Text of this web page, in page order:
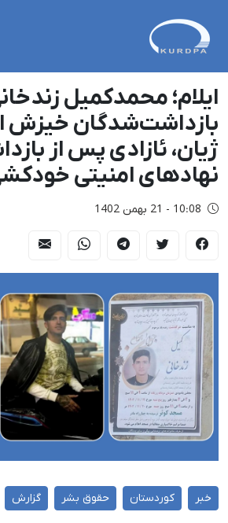
ایلام؛ محمدکمیل
بازداشت‌شدگان خیزش
ژیان، ئازادی پس از
نهادهای امنیتی
10:08 - 21 بهمن 1402
خبر کوردستان حقوق بشر گزارش